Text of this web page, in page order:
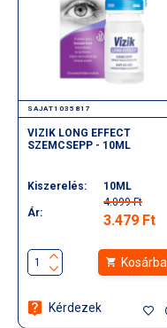
SAJAT1035817
VIZIK LONG EFFECT
SZEMCSEPP - 10ML
Kiszerelés: 10ML
Ár:
4.099 Ft
3.479 Ft
Kosárba
Kérdezek